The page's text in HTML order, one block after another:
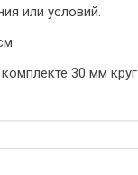
или условий.
30 мм круг